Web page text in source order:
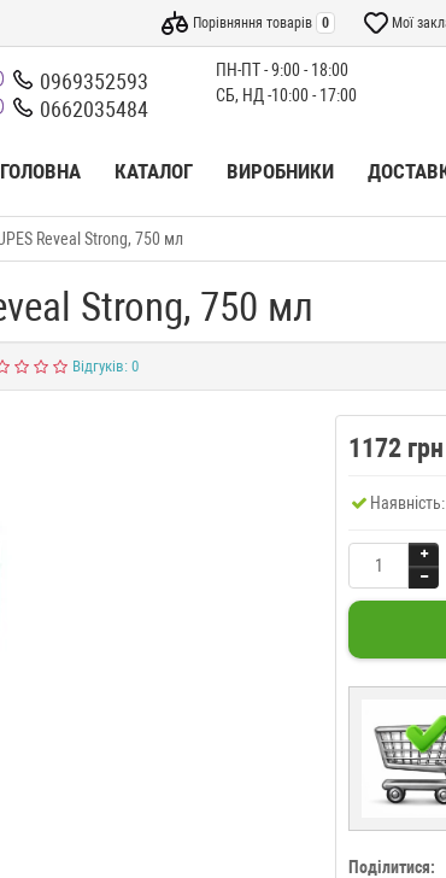
Мої
Порівняння товарів 0
0969352593
0662035484
ПН-ПТ - 9:00 - 18:00
СБ, НД -10:00 - 17:00
ГОЛОВНА КАТАЛОГ ВИРОБНИКИ
Reveal Strong, 750 мл
Strong, 750 мл
Відгуків: 0
1172 грн
Наявність:
Поділитися: